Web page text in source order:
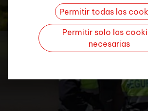
Permitir todas las
Permitir solo las
necesarias